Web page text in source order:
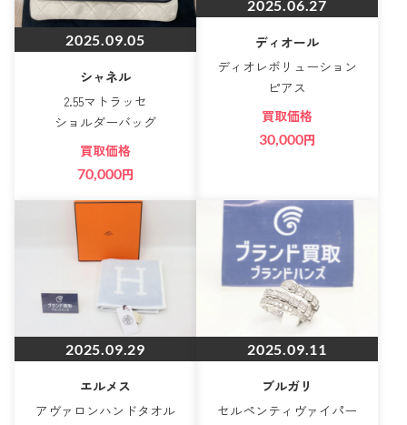
2025.09.05
シャネル
2.55マトラッセ
ショルダーバッグ
買取価格
70,000円
2025.06.27
ディオール
ディオレボリューション
ピアス
買取価格
30,000円
2025.09.29
エルメス
アヴァロンハンドタオル
2025.09.11
ブルガリ
セルペンティヴァイパー